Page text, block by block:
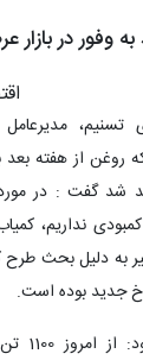
وفور در
تسنیم،
که روغن از هفته بعد
شد گفت : در
نداریم،
به دلیل بحث طرح
جدید بوده است.
سید سعید